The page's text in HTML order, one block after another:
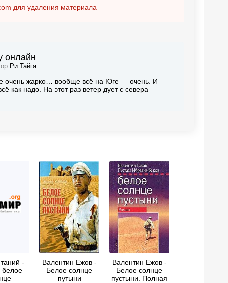
для удаления материала
онлайн
Ри Тайга
очень жарко… вообще всё на Юге — очень. И
как надо. На этот раз ветер дует с севера —
-
белое
Валентин Ежов -
Белое солнце
путыни
Валентин Ежов -
Белое солнце
пустыни. Полная